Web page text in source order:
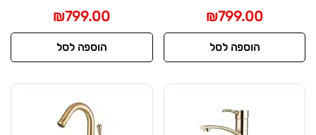
₪799.00
הוספה לסל
₪799.00
הוספה לסל